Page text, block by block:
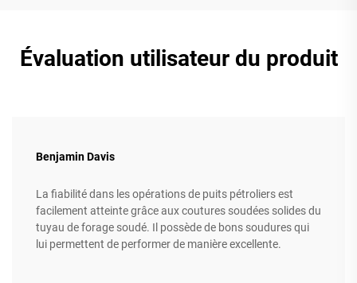
Évaluation utilisateur du produit
Benjamin Davis
La fiabilité dans les opérations de puits pétroliers est
facilement atteinte grâce aux coutures soudées solides du
tuyau de forage soudé. Il possède de bons soudures qui
lui permettent de performer de manière excellente.